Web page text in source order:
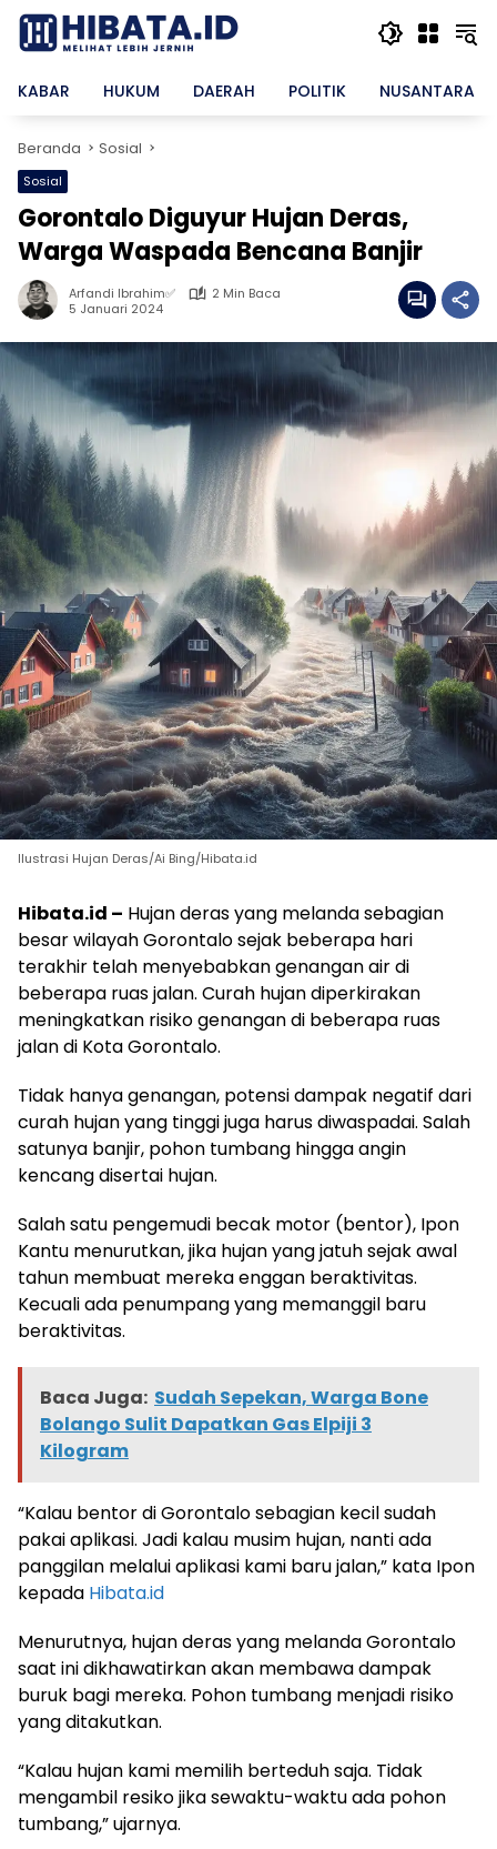
Langsung
konten
KABAR
HUKUM DAERAH POLITIK NUSANTARA
Beranda Sosial
Sosial
Gorontalo Diguyur Hujan Deras,
Warga Waspada Bencana Banjir
Arfandi Ibrahim✅
2 Min Baca
5 Januari 2024
Ilustrasi Hujan Deras/Ai Bing/Hibata.id
Hibata.id – Hujan deras yang melanda sebagian
besar wilayah Gorontalo sejak beberapa hari
terakhir telah menyebabkan genangan air di
beberapa ruas jalan. Curah hujan diperkirakan
meningkatkan risiko genangan di beberapa ruas
jalan di Kota Gorontalo.
Tidak hanya genangan, potensi dampak negatif dari
curah hujan yang tinggi juga harus diwaspadai. Salah
satunya banjir, pohon tumbang hingga angin
kencang disertai hujan.
Salah satu pengemudi becak motor (bentor), Ipon
Kantu menurutkan, jika hujan yang jatuh sejak awal
tahun membuat mereka enggan beraktivitas.
Kecuali ada penumpang yang memanggil baru
beraktivitas.
Baca Juga: Sudah Sepekan, Warga Bone
Bolango Sulit Dapatkan Gas Elpiji 3
Kilogram
“Kalau bentor di Gorontalo sebagian kecil sudah
pakai aplikasi. Jadi kalau musim hujan, nanti ada
panggilan melalui aplikasi kami baru jalan,” kata Ipon
kepada Hibata.id
Menurutnya, hujan deras yang melanda Gorontalo
saat ini dikhawatirkan akan membawa dampak
buruk bagi mereka. Pohon tumbang menjadi risiko
yang ditakutkan.
“Kalau hujan kami memilih berteduh saja. Tidak
mengambil resiko jika sewaktu-waktu ada pohon
tumbang,” ujarnya.